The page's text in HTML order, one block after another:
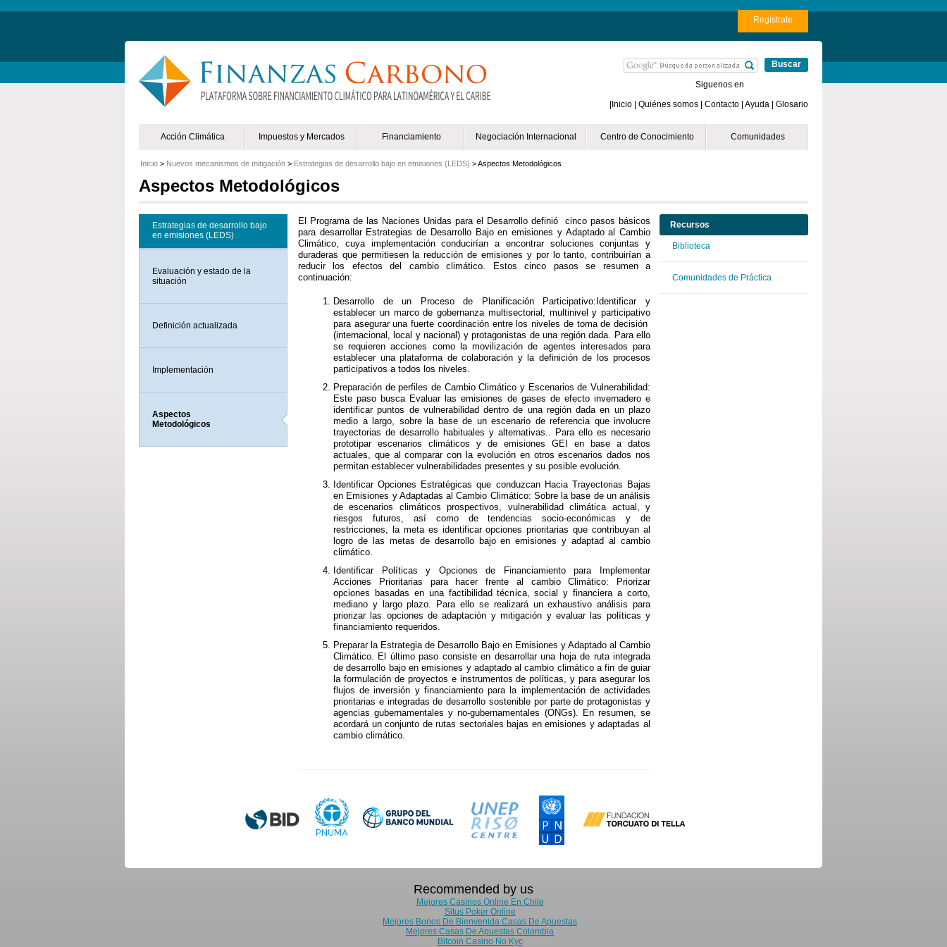
Regístrate
Siguenos en
Inicio Quiénes somos Contacto Ayuda Glosario
Acción Climática Impuestos y Mercados Financiamiento Negociación Internacional Centro de Conocimiento Comunidades
Inicio > Nuevos mecanismos de mitigación > Estrategias de desarrollo bajo en emisiones (LEDS) > Aspectos Metodológicos
Aspectos Metodológicos
Estrategias de desarrollo bajo
en emisiones (LEDS)
Evaluación y estado de la
situación
Definición actualizada
Implementación
Aspectos
Metodológicos
El Programa de las Naciones Unidas para el Desarrollo definió cinco pasos básicos
para desarrollar Estrategias de Desarrollo Bajo en emisiones y Adaptado al Cambio
Climático, cuya implementación conducirían a encontrar soluciones conjuntas y
duraderas que permitiesen la reducción de emisiones y por lo tanto, contribuirían a
reducir los efectos del cambio climático. Estos cinco pasos se resumen a
continuación:
Desarrollo de un Proceso de Planificación Participativo:Identificar y
establecer un marco de gobernanza multisectorial, multinivel y participativo
para asegurar una fuerte coordinación entre los niveles de toma de decisión
(internacional, local y nacional) y protagonistas de una región dada. Para ello
se requieren acciones como la movilización de agentes interesados para
establecer una plataforma de colaboración y la definición de los procesos
participativos a todos los niveles.
Preparación de perfiles de Cambio Climático y Escenarios de Vulnerabilidad:
Este paso busca Evaluar las emisiones de gases de efecto invernadero e
identificar puntos de vulnerabilidad dentro de una región dada en un plazo
medio a largo, sobre la base de un escenario de referencia que involucre
trayectorias de desarrollo habituales y alternativas.. Para ello es necesario
prototipar escenarios climáticos y de emisiones GEI en base a datos
actuales, que al comparar con la evolución en otros escenarios dados nos
permitan establecer vulnerabilidades presentes y su posible evolución.
Identificar Opciones Estratégicas que conduzcan Hacia Trayectorias Bajas
en Emisiones y Adaptadas al Cambio Climático: Sobre la base de un análisis
de escenarios climáticos prospectivos, vulnerabilidad climática actual, y
riesgos futuros, así como de tendencias socio-económicas y de
restricciones, la meta es identificar opciones prioritarias que contribuyan al
logro de las metas de desarrollo bajo en emisiones y adaptad al cambio
climático.
Identificar Políticas y Opciones de Financiamiento para Implementar
Acciones Prioritarias para hacer frente al cambio Climático: Priorizar
opciones basadas en una factibilidad técnica, social y financiera a corto,
mediano y largo plazo. Para ello se realizará un exhaustivo análisis para
priorizar las opciones de adaptación y mitigación y evaluar las políticas y
financiamiento requeridos.
Preparar la Estrategia de Desarrollo Bajo en Emisiones y Adaptado al Cambio
Climático. El último paso consiste en desarrollar una hoja de ruta integrada
de desarrollo bajo en emisiones y adaptado al cambio climático a fin de guiar
la formulación de proyectos e instrumentos de políticas, y para asegurar los
flujos de inversión y financiamiento para la implementación de actividades
prioritarias e integradas de desarrollo sostenible por parte de protagonistas y
agencias gubernamentales y no-gubernamentales (ONGs). En resumen, se
acordará un conjunto de rutas sectoriales bajas en emisiones y adaptadas al
cambio climático.
Recursos
Biblioteca
Comunidades de Práctica
Recommended by us
Mejores Casinos Online En Chile
Situs Poker Online
Mejores Bonos De Bienvenida Casas De Apuestas
Mejores Casas De Apuestas Colombia
Bitcoin Casino No Kyc